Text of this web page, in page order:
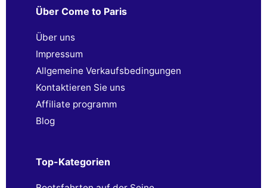
Über Come to Paris
Über uns
Impressum
Allgemeine Verkaufsbedingungen
Kontaktieren Sie uns
Affiliate programm
Blog
Top-Kategorien